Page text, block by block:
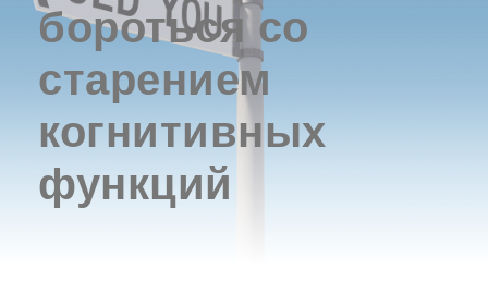
бороться со
старением
когнитивных
функций